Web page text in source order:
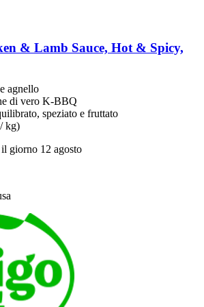
& Lamb Sauce, Hot & Spicy,
agnello
di vero K-BBQ
speziato e fruttato
kg)
giorno 12 agosto